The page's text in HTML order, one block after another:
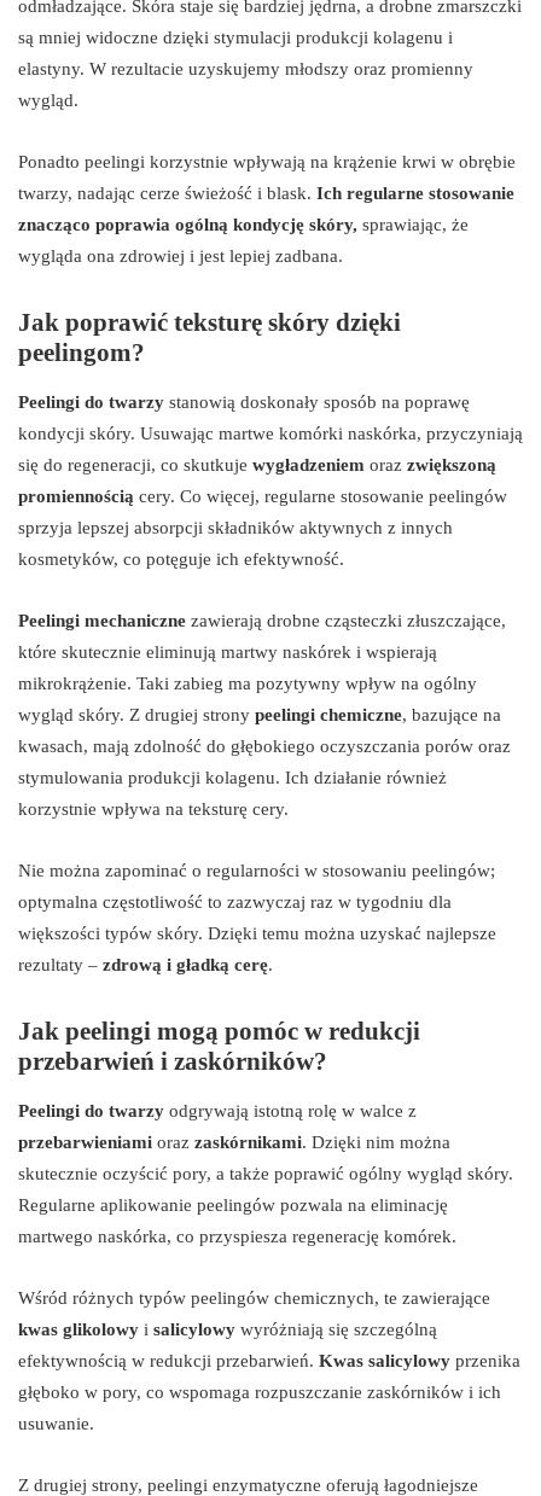
odmładzające. Skóra staje się bardziej jędrna, a drobne zmarszczki
są mniej widoczne dzięki stymulacji produkcji kolagenu i
elastyny. W rezultacie uzyskujemy młodszy oraz promienny
wygląd.
Ponadto peelingi korzystnie wpływają na krążenie krwi w obrębie
twarzy, nadając cerze świeżość i blask. Ich regularne stosowanie
znacząco poprawia ogólną kondycję skóry, sprawiając, że
wygląda ona zdrowiej i jest lepiej zadbana.
Jak poprawić teksturę skóry dzięki
peelingom?
Peelingi do twarzy stanowią doskonały sposób na poprawę
kondycji skóry. Usuwając martwe komórki naskórka, przyczyniają
się do regeneracji, co skutkuje wygładzeniem oraz zwiększoną
promiennością cery. Co więcej, regularne stosowanie peelingów
sprzyja lepszej absorpcji składników aktywnych z innych
kosmetyków, co potęguje ich efektywność.
Peelingi mechaniczne zawierają drobne cząsteczki złuszczające,
które skutecznie eliminują martwy naskórek i wspierają
mikrokrążenie. Taki zabieg ma pozytywny wpływ na ogólny
wygląd skóry. Z drugiej strony peelingi chemiczne, bazujące na
kwasach, mają zdolność do głębokiego oczyszczania porów oraz
stymulowania produkcji kolagenu. Ich działanie również
korzystnie wpływa na teksturę cery.
Nie można zapominać o regularności w stosowaniu peelingów;
optymalna częstotliwość to zazwyczaj raz w tygodniu dla
większości typów skóry. Dzięki temu można uzyskać najlepsze
rezultaty – zdrową i gładką cerę.
Jak peelingi mogą pomóc w redukcji
przebarwień i zaskórników?
Peelingi do twarzy odgrywają istotną rolę w walce z
przebarwieniami oraz zaskórnikami. Dzięki nim można
skutecznie oczyścić pory, a także poprawić ogólny wygląd skóry.
Regularne aplikowanie peelingów pozwala na eliminację
martwego naskórka, co przyspiesza regenerację komórek.
Wśród różnych typów peelingów chemicznych, te zawierające
kwas glikolowy i salicylowy wyróżniają się szczególną
efektywnością w redukcji przebarwień. Kwas salicylowy przenika
głęboko w pory, co wspomaga rozpuszczanie zaskórników i ich
usuwanie.
Z drugiej strony, peelingi enzymatyczne oferują łagodniejsze